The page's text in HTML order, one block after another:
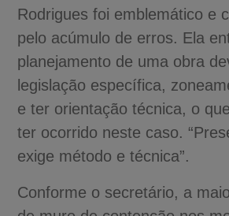
Rodrigues foi emblemático e
pelo acúmulo de erros. Ela
planejamento de uma obra
legislação específica,
e ter orientação técnica, o
ter ocorrido neste caso.
exige método e técnica”.
Conforme o secretário, a